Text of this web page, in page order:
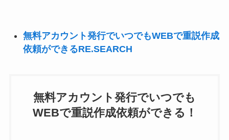
無料アカウント発行でいつでもWEBで重説作成
依頼ができるRE.SEARCH
無料アカウント発行でいつでも
WEBで重説作成依頼ができる！